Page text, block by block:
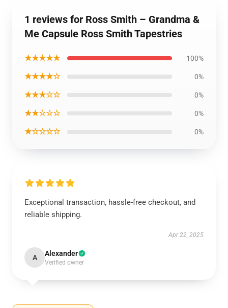
1 reviews for Ross Smith – Grandma &
Me Capsule Ross Smith Tapestries
★★★★★ 100%
★★★★☆ 0%
★★★☆☆ 0%
★★☆☆☆ 0%
★☆☆☆☆ 0%
Exceptional transaction, hassle-free checkout, and
reliable shipping.
Apr 22, 2025
A Alexander
Verified owner